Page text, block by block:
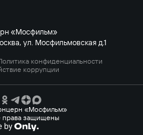
«Мосфильм»
ул. Мосфильмовская д.1
конфиденциальности
коррупции
«Мосфильм»
защищены